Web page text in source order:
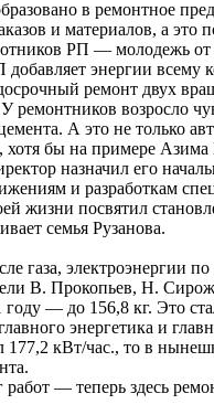
в ремонтное
и материалов, а
РП — молодежь от
энергии
ремонт двух
ремонтников возросло
А это не только
бы на примере
назначил его
и разработкам
жизни посвятил
семья Рузанова.
газа, электроэнергии
В. Прокопьев, Н.
году — до 156,8 кг. Это
энергетика и
177,2 кВт/час., то в
— теперь здесь